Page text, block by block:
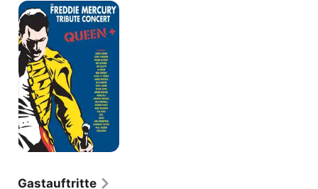
Various
Artists
-
The
Freddie
Mercury
Tribute
Concert
Gastauftritte